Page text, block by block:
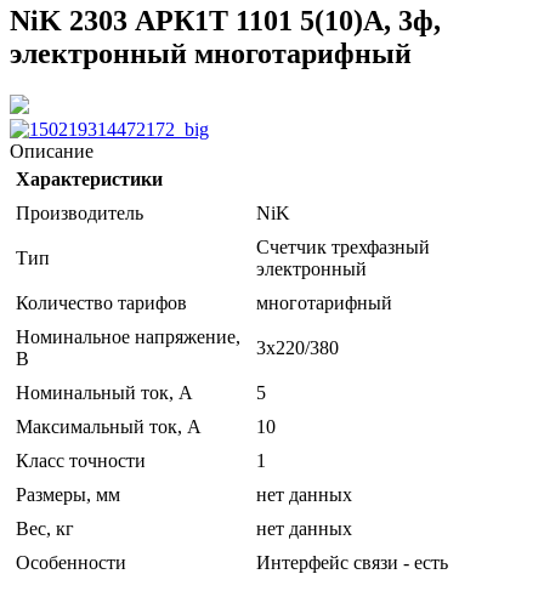
NiK 2303 АРК1Т 1101 5(10)А, 3ф,
электронный многотарифный
Описание
Характеристики
Производитель
NiK
Тип
Счетчик трехфазный
электронный
Количество тарифов
многотарифный
Номинальное напряжение,
В
3х220/380
Номинальный ток, А
5
Максимальный ток, А
10
Класс точности
1
Размеры, мм
нет данных
Вес, кг
нет данных
Особенности
Интерфейс связи - есть